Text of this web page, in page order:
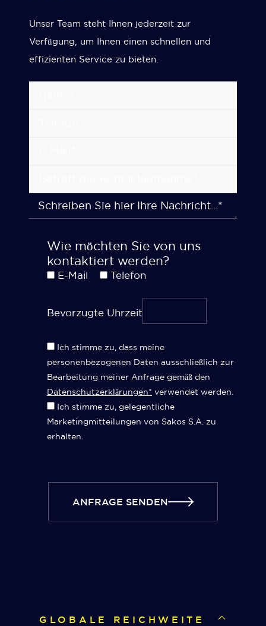
Unser Team steht Ihnen jederzeit zur
Verfügung, um Ihnen einen schnellen und
effizienten Service zu bieten.
Wie möchten Sie von uns
kontaktiert werden?
E-Mail Telefon
Bevorzugte Uhrzeit
Ich stimme zu, dass meine
personenbezogenen Daten ausschließlich zur
Bearbeitung meiner Anfrage gemäß den
Datenschutzerklärungen* verwendet werden.
Ich stimme zu, gelegentliche
Marketingmitteilungen von Sakos S.A. zu
erhalten.
ANFRAGE SENDEN
GLOBALE REICHWEITE